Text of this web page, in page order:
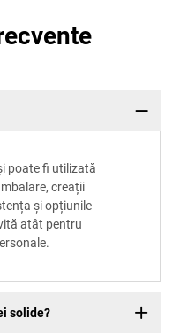
poate fi utilizată
creații
și opțiunile
atât pentru
solide?